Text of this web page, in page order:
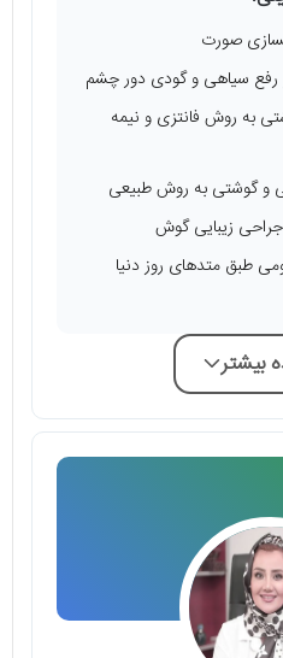
صورت
رفع سیاهی و گودی دور چشم
به روش فانتزی و نیمه
و گوشتی به روش طبیعی
زیبایی گوش
طبق متدهای روز دنیا
بیشتر